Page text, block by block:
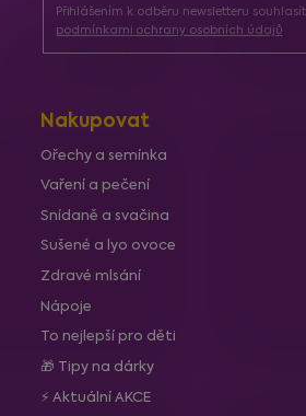
Přihlášením k odběru newsletteru
podmínkami ochrany osobních údajů
Nakupovat
Ořechy a semínka
Vaření a pečení
Snídaně a svačina
Sušené a lyo ovoce
Zdravé mlsání
Nápoje
To nejlepší pro děti
🎁 Tipy na dárky
⚡ Aktuální AKCE